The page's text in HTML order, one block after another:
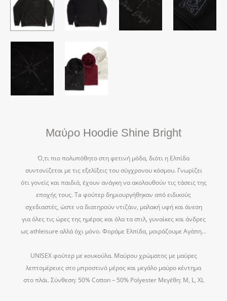
Μαύρο Hoodie Shine Bright
Ό,τι πιο πολυπόθητο στη φετινή μόδα, διότι η Ελπίδα
συντονίζεται με τις εξελίξεις του σύγχρονου κόσμου. Γνωρίζει
ότι γονείς και παιδιά, έχουν ανάγκη να ακολουθούν τις τάσεις της
εποχής τους. Ta φούτερ δημιουργήθηκαν από ειδικούς
σχεδιαστές, ώστε να διατηρούν ντιζάιν, μαλακή υφή και άνεση
για όλες τις ώρες της ημέρας και όλα τα στιλ, γυναίκες και άνδρες
ως athleisure αλλά όχι μόνο. Φοράμε Ελπίδα, μοιράζουμε Αγάπη…
UNISEX φούτερ με κουκούλα. Μαύρου χρώματος με μαύρες
λεπτομέρειες στο μπροστινό μέρος και μεγάλο μαύρο κέντημα
στο πλάι. Σύνθεση: 50% Cotton – 50% Polyester Μεγέθη: M, L, XL